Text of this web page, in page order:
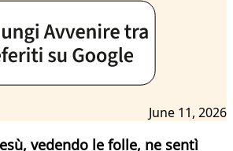
June 11, 2026
vedendo le folle, ne sentì